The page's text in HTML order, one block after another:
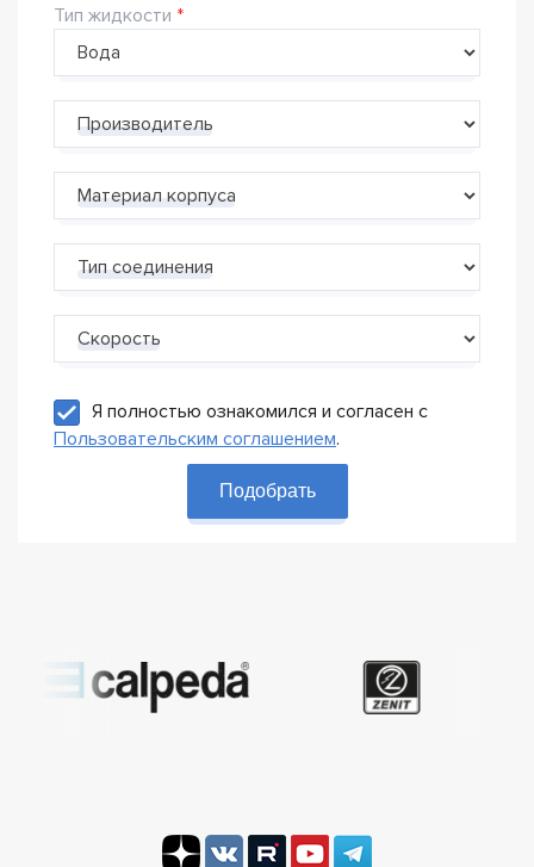
Тип жидкости
Производитель
Материал корпуса
Тип соединения
Скорость
Я полностью ознакомился и согласен с
Пользовательским соглашением.
Подобрать